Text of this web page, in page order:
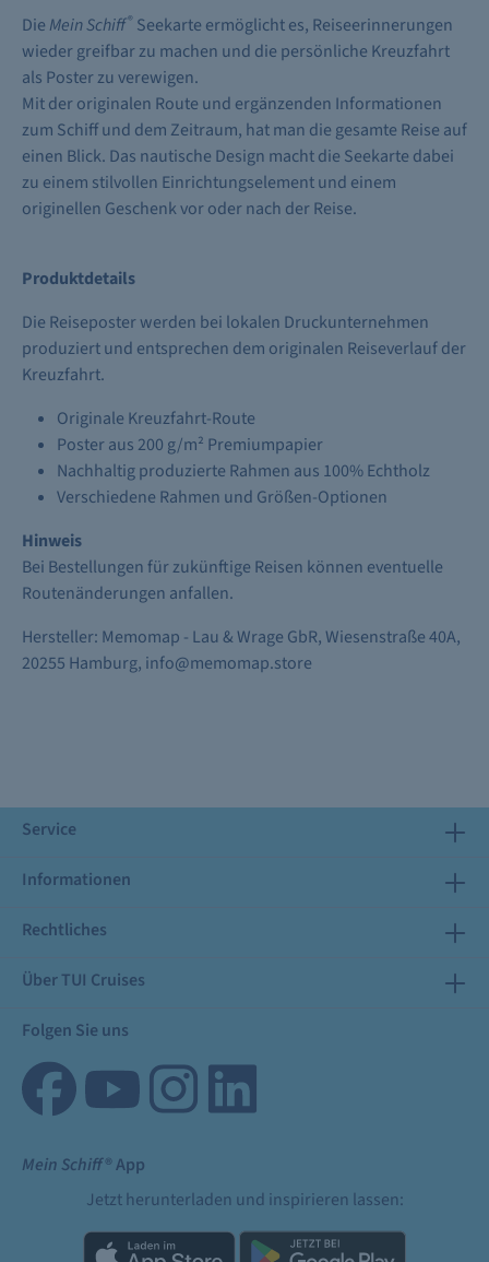
Die Mein Schiff® Seekarte ermöglicht es, Reiseerinnerungen
wieder greifbar zu machen und die persönliche Kreuzfahrt
als Poster zu verewigen.
Mit der originalen Route und ergänzenden Informationen
zum Schiff und dem Zeitraum, hat man die gesamte Reise auf
einen Blick. Das nautische Design macht die Seekarte dabei
zu einem stilvollen Einrichtungselement und einem
originellen Geschenk vor oder nach der Reise.
Produktdetails
Die Reiseposter werden bei lokalen Druckunternehmen
produziert und entsprechen dem originalen Reiseverlauf der
Kreuzfahrt.
Originale Kreuzfahrt-Route
Poster aus 200 g/m² Premiumpapier
Nachhaltig produzierte Rahmen aus 100% Echtholz
Verschiedene Rahmen und Größen-Optionen
Hinweis
Bei Bestellungen für zukünftige Reisen können eventuelle
Routenänderungen anfallen.
Hersteller: Memomap - Lau & Wrage GbR, Wiesenstraße 40A,
20255 Hamburg, info@memomap.store
Service
Informationen
Rechtliches
Über TUI Cruises
Folgen Sie uns
Mein Schiff® App
Jetzt herunterladen und inspirieren lassen: